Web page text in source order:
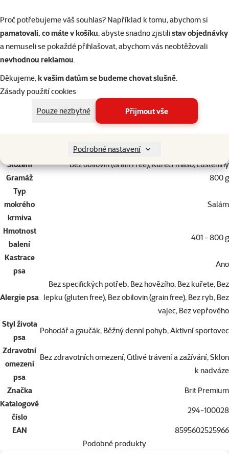
Proč potřebujeme váš souhlas? Například k tomu, abychom si
pamatovali, co máte v košíku, abyste snadno zjistilistav objednávky
a nemuseli se pokaždé přihlašovat, abychom vás neobtěžovali
nevhodnou reklamou.
Děkujeme,k vašim datům se budeme chovat slušně.
Zásady použití cookies
Pouze nezbytné
Přijmout vše
Podrobné nastavení
mg, železo (E1) 10 mg, mangan (E5) 2 mg, jod (3b201) 0,7 mg, měď (E4)
0,5 mg, biotin (3a880) 0,2 mg.
Parametry
Miniaturní, Malý, Střední, Velký, Obří
Složení
Bez obilovin (Grain Free), Kuřecí maso, Luštěniny
Gramáž
800 g
Typ
mokrého
krmiva
Salám
Hmotnost
balení
401 - 800 g
Kastrace
psa
Ano
Alergie psa
Bez specifických potřeb, Bez hovězího, Bez kuřete, Bez
lepku (gluten free), Bez obilovin (grain free), Bez ryb, Bez
vajec, Bez vepřového
Styl života
psa
Pohodář a gaučák, Běžný denní pohyb, Aktivní sportovec
Zdravotní
omezení
psa
Bez zdravotních omezení, Citlivé trávení a zažívání, Sklon
k nadváze
Značka
Brit Premium
Katalogové
číslo
294-100028
EAN
8595602525966
Podobné produkty